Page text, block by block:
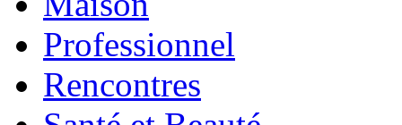
Professionnel
Rencontres